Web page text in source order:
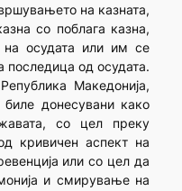
на казната,
со поблага казна,
осудата или им се
последица од осудата.
Македонија,
биле донесувани како
со цел преку
кривичен аспект на
или со цел да
и смирување на